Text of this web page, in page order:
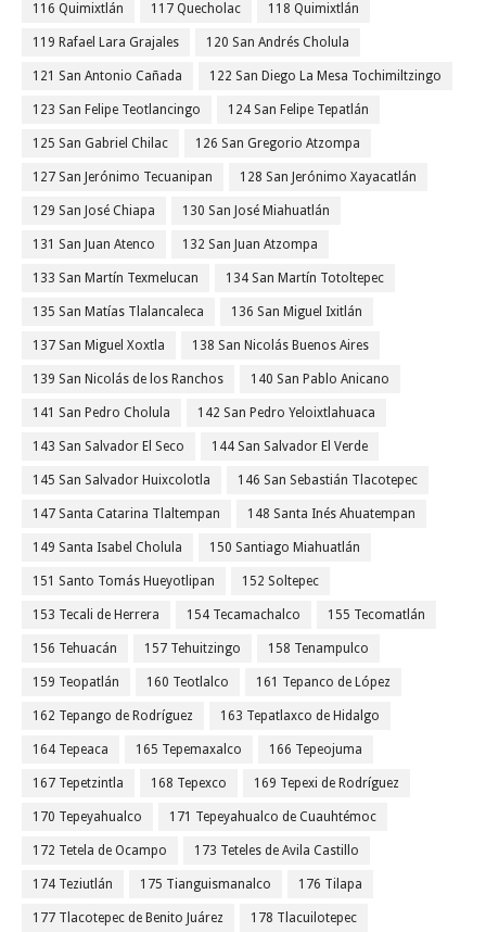
116 Quimixtlán 117 Quecholac 118 Quimixtlán
119 Rafael Lara Grajales 120 San Andrés Cholula
121 San Antonio Cañada 122 San Diego La Mesa Tochimiltzingo
123 San Felipe Teotlancingo 124 San Felipe Tepatlán
125 San Gabriel Chilac 126 San Gregorio Atzompa
127 San Jerónimo Tecuanipan 128 San Jerónimo Xayacatlán
129 San José Chiapa 130 San José Miahuatlán
131 San Juan Atenco 132 San Juan Atzompa
133 San Martín Texmelucan 134 San Martín Totoltepec
135 San Matías Tlalancaleca 136 San Miguel Ixitlán
137 San Miguel Xoxtla 138 San Nicolás Buenos Aires
139 San Nicolás de los Ranchos 140 San Pablo Anicano
141 San Pedro Cholula 142 San Pedro Yeloixtlahuaca
143 San Salvador El Seco 144 San Salvador El Verde
145 San Salvador Huixcolotla 146 San Sebastián Tlacotepec
147 Santa Catarina Tlaltempan 148 Santa Inés Ahuatempan
149 Santa Isabel Cholula 150 Santiago Miahuatlán
151 Santo Tomás Hueyotlipan 152 Soltepec
153 Tecali de Herrera 154 Tecamachalco 155 Tecomatlán
156 Tehuacán 157 Tehuitzingo 158 Tenampulco
159 Teopatlán 160 Teotlalco 161 Tepanco de López
162 Tepango de Rodríguez 163 Tepatlaxco de Hidalgo
164 Tepeaca 165 Tepemaxalco 166 Tepeojuma
167 Tepetzintla 168 Tepexco 169 Tepexi de Rodríguez
170 Tepeyahualco 171 Tepeyahualco de Cuauhtémoc
172 Tetela de Ocampo 173 Teteles de Avila Castillo
174 Teziutlán 175 Tianguismanalco 176 Tilapa
177 Tlacotepec de Benito Juárez 178 Tlacuilotepec